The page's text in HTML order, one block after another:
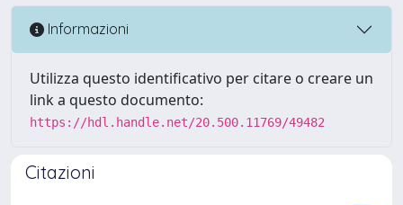
Informazioni
Utilizza questo identificativo per citare o creare un
link a questo documento:
https://hdl.handle.net/20.500.11769/49482
Citazioni